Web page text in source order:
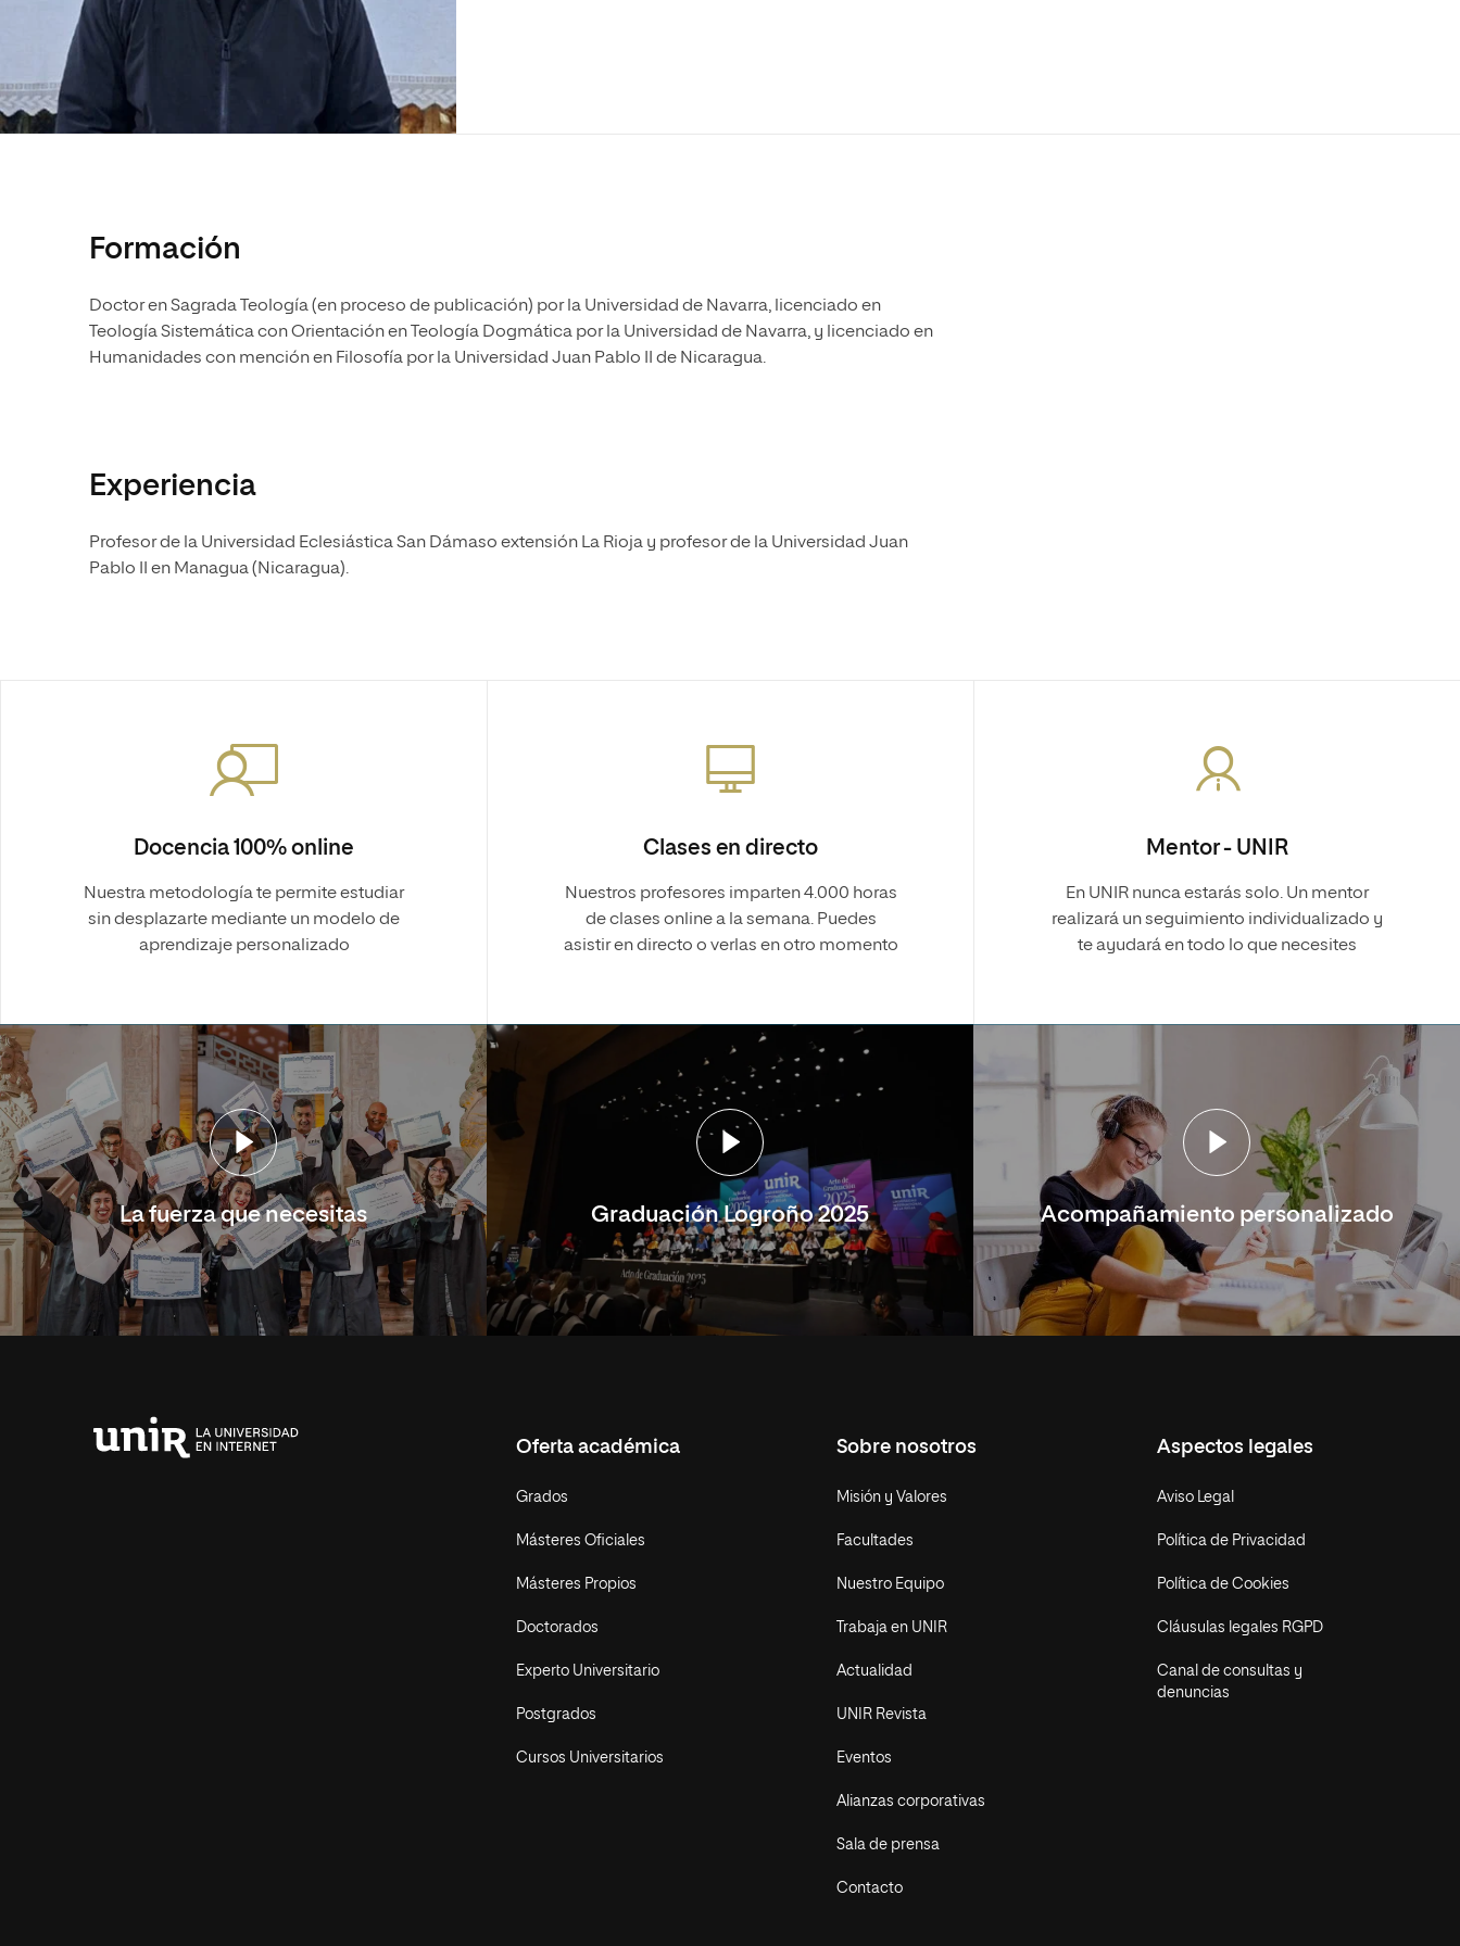
Diseño
Ciencias de la Salud
Humanidades
Ingeniería y Tecnología
Ciencias Sociales
Escuela de Humanidades
Normas de Organización y
Formación
Doctor en Sagrada Teología (en proceso de publicación) por la Universidad de Navarra, licenciado en
Teología Sistemática con Orientación en Teología Dogmática por la Universidad de Navarra, y licenciado en
Humanidades con mención en Filosofía por la Universidad Juan Pablo II de Nicaragua.
Experiencia
Profesor de la Universidad Eclesiástica San Dámaso extensión La Rioja y profesor de la Universidad Juan
Pablo II en Managua (Nicaragua).
Docencia 100% online
Nuestra metodología te permite estudiar
sin desplazarte mediante un modelo de
aprendizaje personalizado
Clases en directo
Nuestros profesores imparten 4.000 horas
de clases online a la semana. Puedes
asistir en directo o verlas en otro momento
Mentor - UNIR
En UNIR nunca estarás solo. Un mentor
realizará un seguimiento individualizado y
te ayudará en todo lo que necesites
La fuerza que necesitas Graduación Logroño 2025 Acompañamiento personalizado
Oferta académica
Grados
Másteres Oficiales
Másteres Propios
Doctorados
Experto Universitario
Postgrados
Cursos Universitarios
Sobre nosotros
Misión y Valores
Facultades
Nuestro Equipo
Trabaja en UNIR
Actualidad
UNIR Revista
Eventos
Alianzas corporativas
Sala de prensa
Contacto
Aspectos legales
Aviso Legal
Política de Privacidad
Política de Cookies
Cláusulas legales RGPD
Canal de consultas y
denuncias